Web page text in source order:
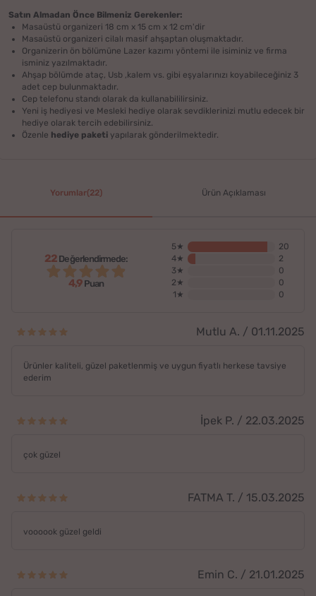
Satın Almadan Önce Bilmeniz Gerekenler:
Masaüstü organizeri 18 cm x 15 cm x 12 cm'dir
Masaüstü organizeri cilalı masif ahşaptan oluşmaktadır.
Organizerin ön bölümüne Lazer kazımı yöntemi ile isiminiz ve firma
isminiz yazılmaktadır.
Ahşap bölümde ataç, Usb ,kalem vs. gibi eşyalarınızı koyabileceğiniz 3
adet cep bulunmaktadır.
Cep telefonu standı olarak da kullanabililirsiniz.
Yeni iş hediyesi ve Mesleki hediye olarak sevdiklerinizi mutlu edecek bir
hediye olarak tercih edebilirsiniz.
Özenle hediye paketi yapılarak gönderilmektedir.
Yorumlar(22) Ürün Açıklaması
22 Değerlendirmede:
4,9 Puan
5★
20
4★
2
3★
0
2★
0
1★
0
Mutlu A. / 01.11.2025
Ürünler kaliteli, güzel paketlenmiş ve uygun fiyatlı herkese tavsiye
ederim
İpek P. / 22.03.2025
çok güzel
FATMA T. / 15.03.2025
voooook güzel geldi
Emin C. / 21.01.2025